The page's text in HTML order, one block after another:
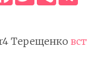
Терещенко